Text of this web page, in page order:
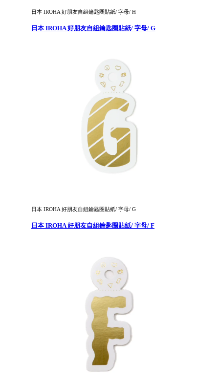
日本 IROHA 好朋友自組鑰匙圈貼紙/ 字母/ H
日本 IROHA 好朋友自組鑰匙圈貼紙/ 字母/ G
日本 IROHA 好朋友自組鑰匙圈貼紙/ 字母/ G
日本 IROHA 好朋友自組鑰匙圈貼紙/ 字母/ F